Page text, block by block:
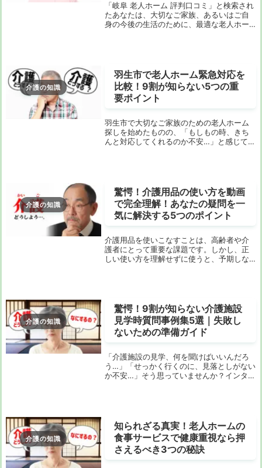
「岐阜 老人ホーム 評判口コミ」と検索され
たあなたは、大切なご家族、あるいはご自
身の今後の生活のために、最適な老人ホー
介護の知識
羽生市で老人ホーム緊急対応を
比較！9割が知らない5つの重
要ポイント
羽生市で大切なご家族のための老人ホーム
探しを始めたものの、「もしもの時、きち
んと対応してくれるのか不安…」と感じてい
介護の知識
驚愕！介護用品の使い方を動画
で完全理解！あなたの疑問を一
気に解決する5つのポイント
介護用品を使いこなすことは、高齢者や介
護者にとって重要な課題です。しかし、正
しい使い方を理解せずに使うと、予期しな
介護の知識
驚愕！9割が知らない介護施設
見学時質問事例集5選｜失敗し
ないための準備ガイド
「介護施設の見学、何を聞けばいいんだろ
う…」「せっかく行くのに、見落としがない
か不安…」そう思っていませんか？インター
介護の知識
知られざる真実！老人ホームの
食事サービスで健康重視なら押
さえるべき3つの秘訣